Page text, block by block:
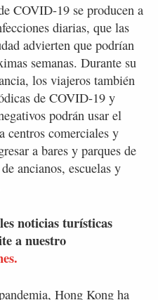
COVID-19 se producen a
diarias, que las
advierten que podrían
semanas. Durante su
los viajeros también
de COVID-19 y
podrán usar el
centros comerciales y
a bares y parques de
ancianos, escuelas y
noticias turísticas
a nuestro
Hong Kong ha